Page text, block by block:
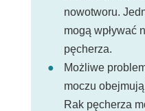
nowotworu.
mogą wpływać
pęcherza.
Możliwe
moczu
Rak pęcherza